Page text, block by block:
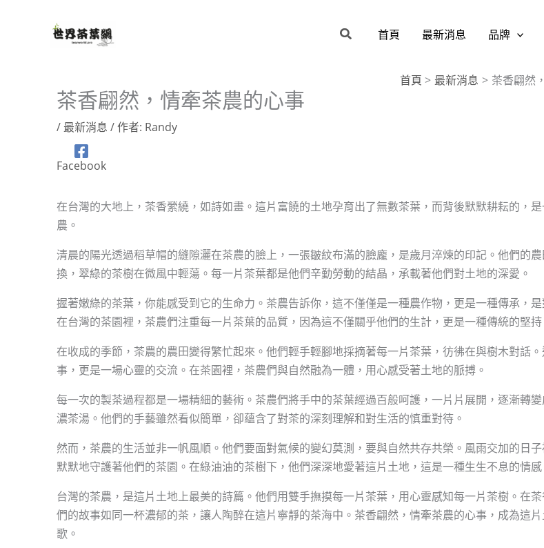
搜
首頁 最新消息 品牌
首頁 最新消息 茶香翩然
茶香翩然，情牽茶農的心事
/ 最新消息 / 作者: Randy
Facebook
在台灣的大地上，茶香縈繞，如詩如畫。這片富饒的土地孕育出了無數茶葉，而背後默默耕耘的，
農。
清晨的陽光透過稻草帽的縫隙灑在茶農的臉上，一張皺紋布滿的臉龐，是歲月淬煉的印記。他們的
換，翠綠的茶樹在微風中輕蕩。每一片茶葉都是他們辛勤勞動的結晶，承載著他們對土地的深愛。
握著嫩綠的茶葉，你能感受到它的生命力。茶農告訴你，這不僅僅是一種農作物，更是一種傳承，是
在台灣的茶園裡，茶農們注重每一片茶葉的品質，因為這不僅關乎他們的生計，更是一種傳統的堅持
在收成的季節，茶農的農田變得繁忙起來。他們輕手輕腳地採摘著每一片茶葉，彷彿在與樹木對話
事，更是一場心靈的交流。在茶園裡，茶農們與自然融為一體，用心感受著土地的脈搏。
每一次的製茶過程都是一場精細的藝術。茶農們將手中的茶葉經過百般呵護，一片片展開，逐漸轉
濃茶湯。他們的手藝雖然看似簡單，卻蘊含了對茶的深刻理解和對生活的慎重對待。
然而，茶農的生活並非一帆風順。他們要面對氣候的變幻莫測，要與自然共存共榮。風雨交加的日
默默地守護著他們的茶園。在綠油油的茶樹下，他們深深地愛著這片土地，這是一種生生不息的情感
台灣的茶農，是這片土地上最美的詩篇。他們用雙手撫摸每一片茶葉，用心靈感知每一片茶樹。在
們的故事如同一杯濃郁的茶，讓人陶醉在這片寧靜的茶海中。茶香翩然，情牽茶農的心事，成為這
歌。